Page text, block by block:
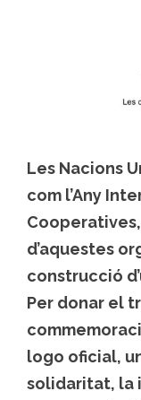
Les Nacions
com l’Any
d’aquestes
construcció
Per donar el
logo oficial,
solidaritat, la